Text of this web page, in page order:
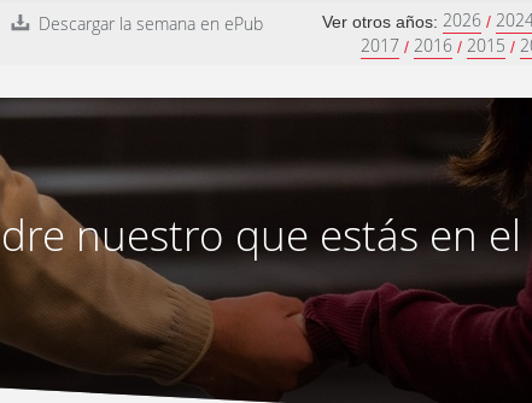
Descargar la semana en ePub Ver otros años: 2026 /
2017 / 2016 / 2015 /
nuestro que estás en el